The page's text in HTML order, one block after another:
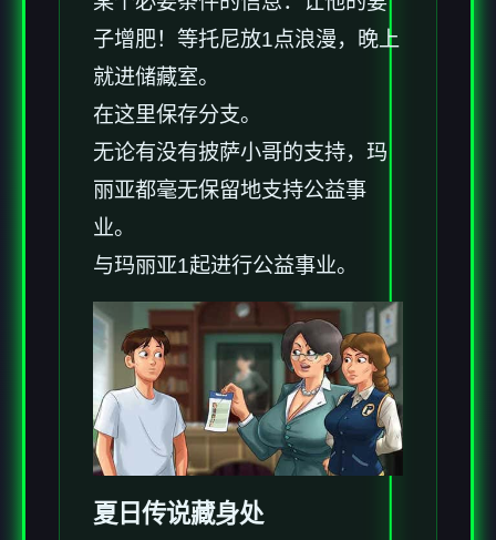
子增肥！等托尼放1点浪漫，晚上
就进储藏室。
在这里保存分支。
无论有没有披萨小哥的支持，玛
丽亚都毫无保留地支持公益事
业。
与玛丽亚1起进行公益事业。
夏日传说藏身处